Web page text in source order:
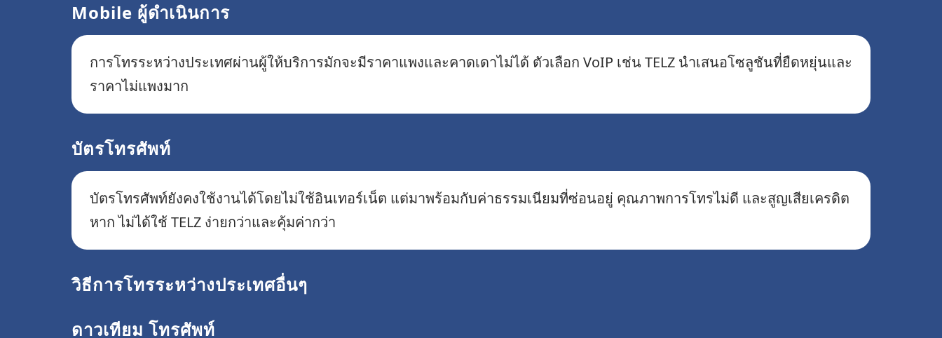
Mobile ผู้ดำเนินการ
การโทรระหว่างประเทศผ่านผู้ให้บริการมักจะมีราคาแพงและคาดเดาไม่ได้ ตัวเลือก VoIP เช่น TELZ นำเสนอโซลูชันที่ยืดหยุ่นและ
ราคาไม่แพงมาก
บัตรโทรศัพท์
บัตรโทรศัพท์ยังคงใช้งานได้โดยไม่ใช้อินเทอร์เน็ต แต่มาพร้อมกับค่าธรรมเนียมที่ซ่อนอยู่ คุณภาพการโทรไม่ดี และสูญเสียเครดิต
หาก ไม่ได้ใช้ TELZ ง่ายกว่าและคุ้มค่ากว่า
วิธีการโทรระหว่างประเทศอื่นๆ
ดาวเทียม โทรศัพท์